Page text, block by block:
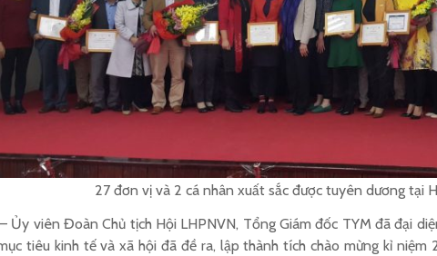
27 đơn vị và 2 cá nhân xuất sắc được tuyên dương tại
Ủy viên Đoàn Chủ tịch Hội LHPNVN, Tổng Giám đốc TYM đã đại
tiêu kinh tế và xã hội đã đề ra, lập thành tích chào mừng kỉ